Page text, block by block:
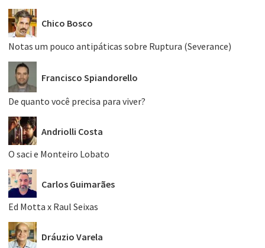
Chico Bosco
Notas um pouco antipáticas sobre Ruptura (Severance)
Francisco Spiandorello
De quanto você precisa para viver?
Andriolli Costa
O saci e Monteiro Lobato
Carlos Guimarães
Ed Motta x Raul Seixas
Dráuzio Varela